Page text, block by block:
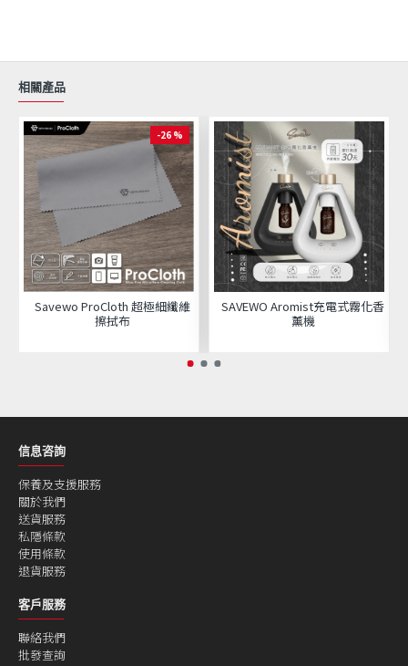
相關產品
-26 %
Savewo ProCloth 超極細纖維
擦拭布
SAVEWO Aromist充電式霧化香
薰機
信息咨詢
保養及支援服務
關於我們
送貨服務
私隱條款
使用條款
退貨服務
客戶服務
聯絡我們
批發查詢